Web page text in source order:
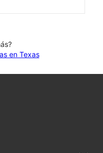
en Texas